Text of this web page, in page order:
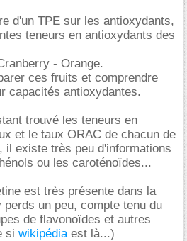
d'un TPE sur les antioxydants,
teneurs en antioxydants des
- Orange.
ces fruits et comprendre
capacités antioxydantes.
trouvé les teneurs en
et le taux ORAC de chacun de
il existe très peu d'informations
ou les caroténoïdes...
est très présente dans la
un peu, compte tenu du
de flavonoïdes et autres
si wikipédiaest là...)